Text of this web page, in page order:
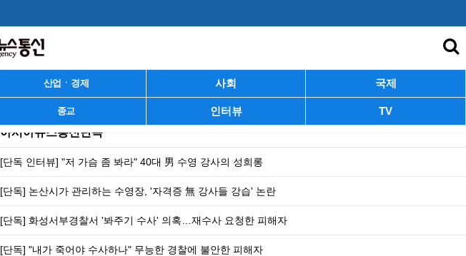
산업ㆍ경제 사회 국제
종교 인터뷰 TV
아시아뉴스통신단독
[단독 인터뷰] "저 가슴 좀 봐라" 40대 男 수영 강사의 성희롱
[단독] 논산시가 관리하는 수영장, '자격증 無 강사들 강습' 논란
[단독] 화성서부경찰서 '봐주기 수사' 의혹…재수사 요청한 피해자
[단독] "내가 죽어야 수사하나" 무능한 경찰에 불안한 피해자